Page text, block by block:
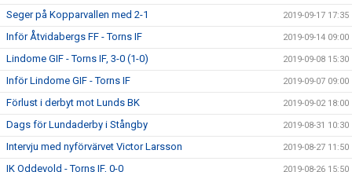
Seger på Kopparvallen med 2-1 2019-09-17 17:35
Inför Åtvidabergs FF - Torns IF 2019-09-14 09:00
Lindome GIF - Torns IF, 3-0 (1-0) 2019-09-08 15:30
Inför Lindome GIF - Torns IF 2019-09-07 09:00
Förlust i derbyt mot Lunds BK 2019-09-02 18:00
Dags för Lundaderby i Stångby 2019-08-31 10:30
Intervju med nyförvärvet Victor Larsson 2019-08-27 11:50
IK Oddevold - Torns IF, 0-0 2019-08-26 15:50